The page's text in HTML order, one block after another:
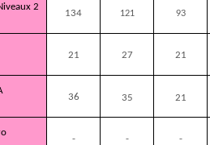
2
134 121 93
21 27 21
36 35 21
- - -